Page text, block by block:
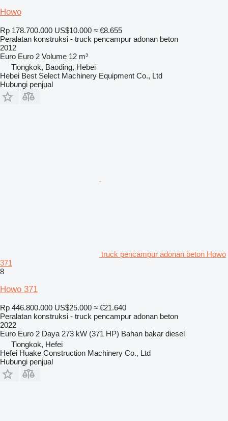
Howo
Rp 178.700.000 US$10.000 ≈ €8.655
Peralatan konstruksi - truck pencampur adonan beton
2012
Euro Euro 2 Volume 12 m³
Tiongkok, Baoding, Hebei
Hebei Best Select Machinery Equipment Co., Ltd
Hubungi penjual
truck pencampur adonan beton Howo
371
8
Howo 371
Rp 446.800.000 US$25.000 ≈ €21.640
Peralatan konstruksi - truck pencampur adonan beton
2022
Euro Euro 2 Daya 273 kW (371 HP) Bahan bakar diesel
Tiongkok, Hefei
Hefei Huake Construction Machinery Co., Ltd
Hubungi penjual